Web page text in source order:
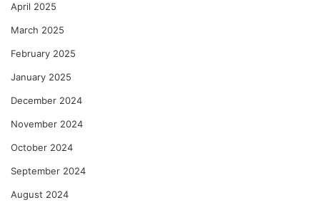
April 2025
March 2025
February 2025
January 2025
December 2024
November 2024
October 2024
September 2024
August 2024